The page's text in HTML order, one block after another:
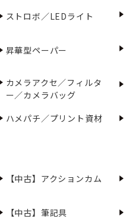
ストロボ／LEDライト
昇華型ペーパー
カメラアクセ／フィルタ
ー／カメラバッグ
ハメパチ／プリント資材
【中古】アクションカム
【中古】筆記具